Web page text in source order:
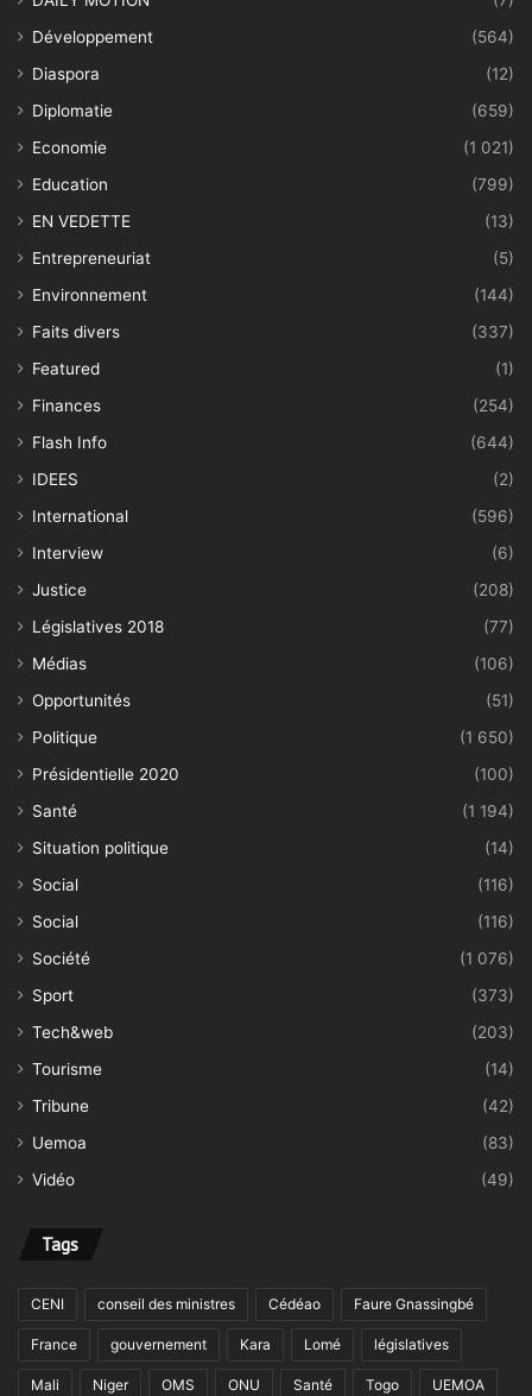
Développement
(564)
Diaspora
(12)
Diplomatie
(659)
Economie
(1 021)
Education
(799)
EN VEDETTE
(13)
Entrepreneuriat
(5)
Environnement
(144)
Faits divers
(337)
Featured
(1)
Finances
(254)
Flash Info
(644)
IDEES
(2)
International
(596)
Interview
(6)
Justice
(208)
Législatives 2018
(77)
Médias
(106)
Opportunités
(51)
Politique
(1 650)
Présidentielle 2020
(100)
Santé
(1 194)
Situation politique
(14)
Social
(116)
Social
(116)
Société
(1 076)
Sport
(373)
Tech&web
(203)
Tourisme
(14)
Tribune
(42)
Uemoa
(83)
Vidéo
(49)
Tags
CENI conseil des ministres Cédéao Faure Gnassingbé
France gouvernement Kara Lomé législatives
Mali Niger OMS ONU Santé Togo UEMOA